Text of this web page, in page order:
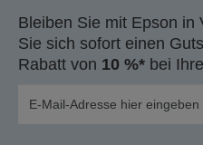
Bleiben Sie mit Epson in
Sie sich sofort einen
Rabatt von 10 %* bei